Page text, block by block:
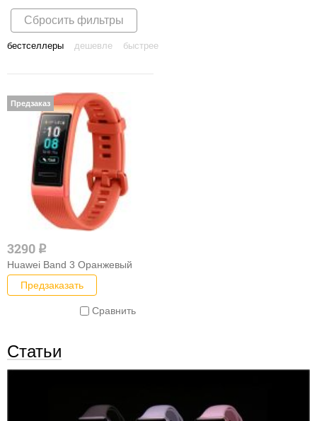
Сбросить фильтры
бестселлеры дешевле быстрее
3290 q
Huawei Band 3 Оранжевый
Предзаказать
Сравнить
Предзаказ
Статьи